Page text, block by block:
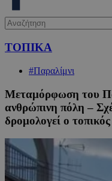
ΤΟΠΙΚΑ
#Παραλίμνι
Μεταμόρφωση του
ανθρώπινη πόλη –
δρομολογεί ο